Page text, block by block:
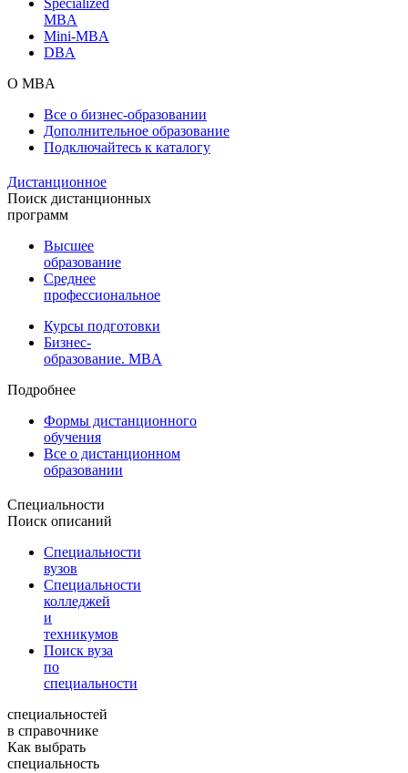
MBA
Mini-MBA
DBA
О MBA
Все о бизнес-образовании
Дополнительное образование
Подключайтесь к каталогу
Дистанционное
Поиск дистанционных
программ
Высшее
образование
Среднее
профессиональное
Курсы подготовки
Бизнес-
образование. MBA
Подробнее
Формы дистанционного
обучения
Все о дистанционном
образовании
Специальности
Поиск описаний
Специальности
вузов
Специальности
колледжей
и
техникумов
Поиск вуза
по
специальности
специальностей
в справочнике
Как выбрать
специальность